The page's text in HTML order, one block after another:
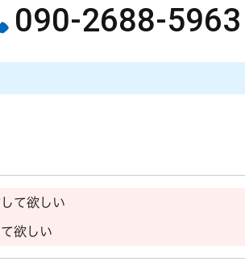
090-2688-5963
て欲しい
欲しい